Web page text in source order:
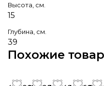
Высота, см.
15
Глубина, см.
39
Похожие